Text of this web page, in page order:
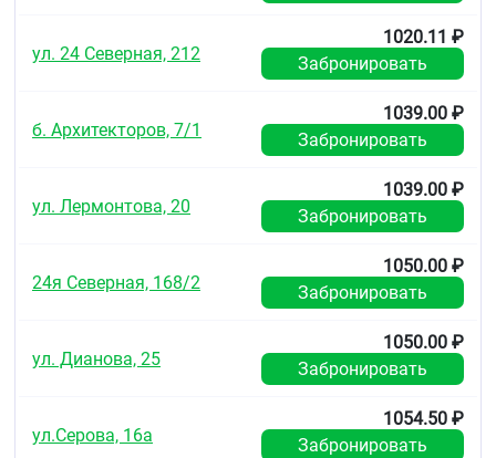
ул. 24 Северная, 212
1020.11 ₽
Забронировать
б. Архитекторов, 7/1
1039.00 ₽
Забронировать
ул. Лермонтова, 20
1039.00 ₽
Забронировать
24я Северная, 168/2
1050.00 ₽
Забронировать
ул. Дианова, 25
1050.00 ₽
Забронировать
ул.Серова, 16а
1054.50 ₽
Забронировать